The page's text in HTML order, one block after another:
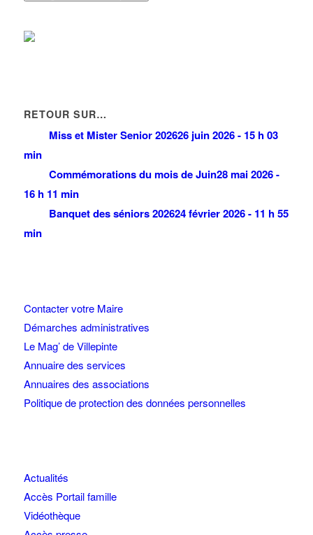
RETOUR SUR…
Miss et Mister Senior 202626 juin 2026 - 15 h 03
min
Commémorations du mois de Juin28 mai 2026 -
16 h 11 min
Banquet des séniors 202624 février 2026 - 11 h 55
min
Contacter votre Maire
Démarches administratives
Le Mag’ de Villepinte
Annuaire des services
Annuaires des associations
Politique de protection des données personnelles
Actualités
Accès Portail famille
Vidéothèque